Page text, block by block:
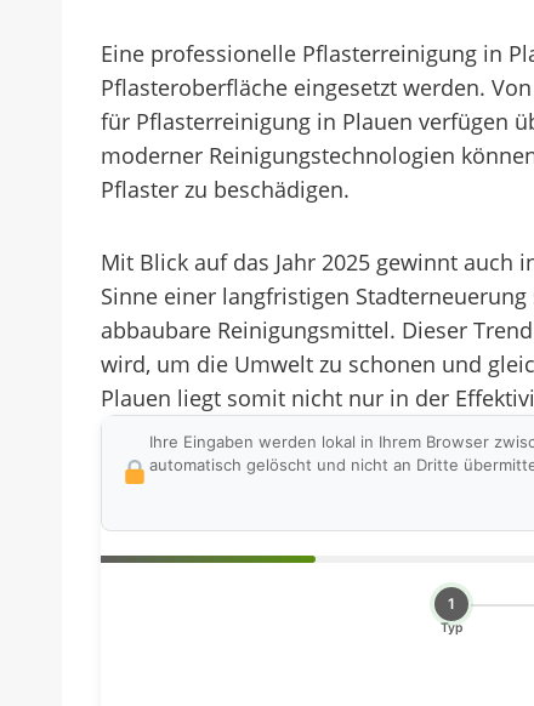
Eine professionelle Pflasterreinigung in
Pflasteroberfläche eingesetzt werden.
für Pflasterreinigung in Plauen verfügen
moderner Reinigungstechnologien
Pflaster zu beschädigen.
Mit Blick auf das Jahr 2025 gewinnt
Sinne einer langfristigen
abbaubare Reinigungsmittel. Dieser
wird, um die Umwelt zu schonen und
Plauen liegt somit nicht nur in der
Ihre Eingaben werden lokal in Ihrem Browser
automatisch gelöscht und nicht an Dritte
1
Typ